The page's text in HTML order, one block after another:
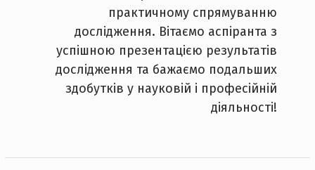
практичному спрямуванню
дослідження. Вітаємо аспіранта з
успішною презентацією результатів
дослідження та бажаємо подальших
здобутків у науковій і професійній
діяльності!